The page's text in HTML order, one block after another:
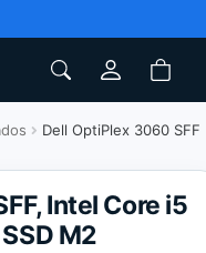
Dell OptiPlex 3060 SFF
Intel Core i5
M2